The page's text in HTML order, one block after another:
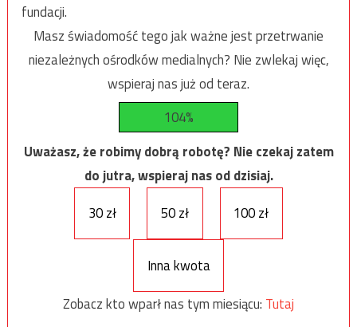
fundacji.
Masz świadomość tego jak ważne jest przetrwanie
niezależnych ośrodków medialnych? Nie zwlekaj więc,
wspieraj nas już od teraz.
104%
Uważasz, że robimy dobrą robotę? Nie czekaj zatem
do jutra, wspieraj nas od dzisiaj.
30 zł
50 zł 100 zł
Inna kwota
Zobacz kto wparł nas tym miesiącu: Tutaj